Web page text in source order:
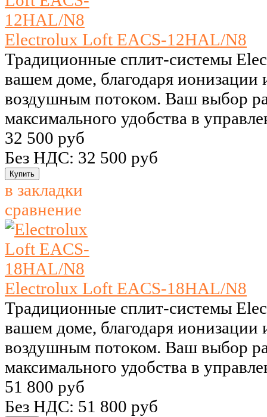
Electrolux Loft EACS-12HAL/N8
Традиционные сплит-системы
вашем доме, благодаря ионизации
воздушным потоком. Ваш выбор
максимального удобства в
32 500 руб
Без НДС: 32 500 руб
в закладки
сравнение
Electrolux Loft EACS-18HAL/N8
Традиционные сплит-системы
вашем доме, благодаря ионизации
воздушным потоком. Ваш выбор
максимального удобства в
51 800 руб
Без НДС: 51 800 руб